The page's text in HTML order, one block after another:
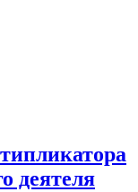
деятеля